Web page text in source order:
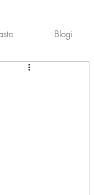
Blogi